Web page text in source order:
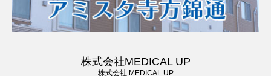
株式会社MEDICAL UP
株式会社 MEDICAL UP